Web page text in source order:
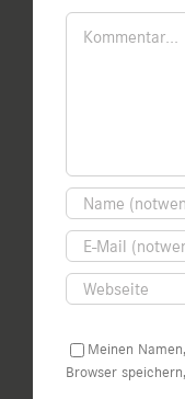
Kommentar
Meinen
Browser